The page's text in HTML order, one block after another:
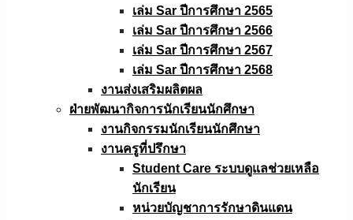
เล่ม Sar ปีการศึกษา 2565
เล่ม Sar ปีการศึกษา 2566
เล่ม Sar ปีการศึกษา 2567
เล่ม Sar ปีการศึกษา 2568
งานส่งเสริมผลิตผล
ฝ่ายพัฒนากิจการนักเรียนนักศึกษา
งานกิจกรรมนักเรียนนักศึกษา
งานครูที่ปรึกษา
Student Care ระบบดูแลช่วยเหลือ
นักเรียน
หน่วยบัญชาการรักษาดินแดน